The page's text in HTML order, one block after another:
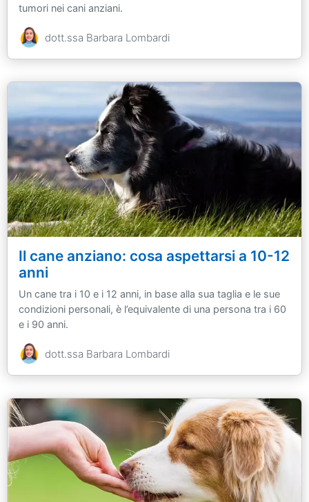
tumori nei cani anziani.
dott.ssa Barbara Lombardi
Il cane anziano: cosa aspettarsi a 10-12
anni
Un cane tra i 10 e i 12 anni, in base alla sua taglia e le sue
condizioni personali, è l’equivalente di una persona tra i 60
e i 90 anni.
dott.ssa Barbara Lombardi